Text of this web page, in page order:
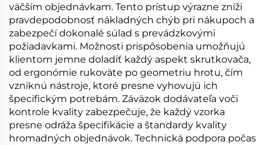
väčším objednávkam. Tento prístup výrazne zníži
pravdepodobnosť nákladných chýb pri nákupoch a
zabezpečí dokonalé súlad s prevádzkovými
požiadavkami. Možnosti prispôsobenia umožňujú
klientom jemne doladiť každý aspekt skrutkovača,
od ergonómie rukoväte po geometriu hrotu, čím
vzniknú nástroje, ktoré presne vyhovujú ich
špecifickým potrebám. Záväzok dodávateľa voči
kontrole kvality zabezpečuje, že každý vzorka
presne odráža špecifikácie a štandardy kvality
hromadných objednávok. Technická podpora počas